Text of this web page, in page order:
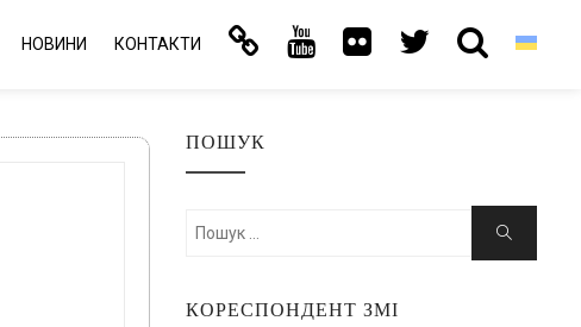
НОВИНИ КОНТАКТИ
ПОШУК
Шукати:
Пошук
КОРЕСПОНДЕНТ ЗМІ